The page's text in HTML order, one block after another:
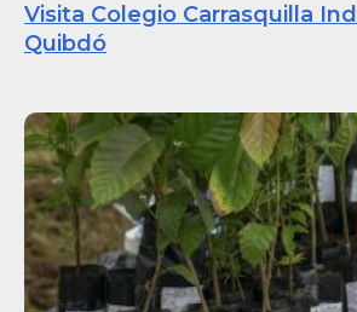
Visita Colegio Carrasquilla
Quibdó